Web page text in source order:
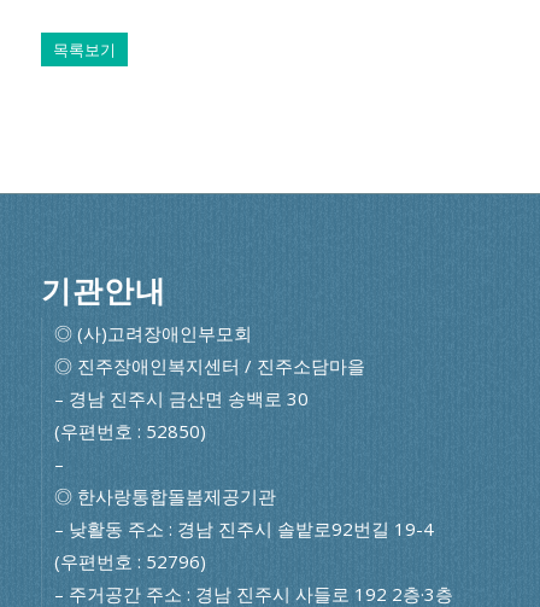
목록보기
기관안내
◎ (사)고려장애인부모회
◎ 진주장애인복지센터 / 진주소담마을
– 경남 진주시 금산면 송백로 30
(우편번호 : 52850)
–
◎ 한사랑통합돌봄제공기관
– 낮활동 주소 : 경남 진주시 솔밭로92번길 19-4
(우편번호 : 52796)
– 주거공간 주소 : 경남 진주시 사들로 192 2층·3층